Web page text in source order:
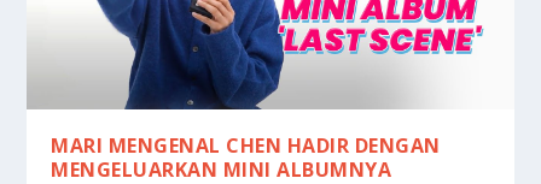
MARI MENGENAL CHEN HADIR DENGAN
MENGELUARKAN MINI ALBUMNYA